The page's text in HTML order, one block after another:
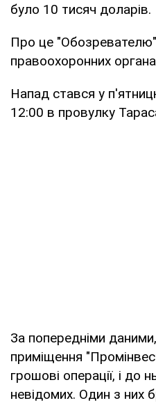
було 10 тисяч доларів.
Про це
правоохоронних
Напад стався у
12:00 в провулку
За попередніми
приміщення
грошові операції, і до
невідомих. Один з них